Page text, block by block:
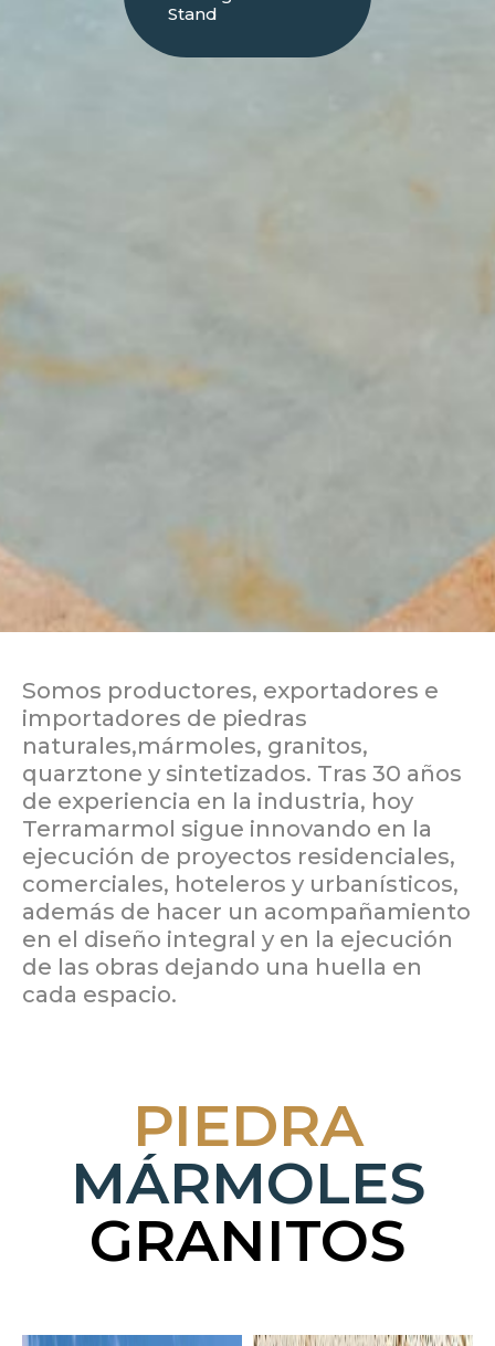
Stand
Somos productores, exportadores e
importadores de piedras
naturales,mármoles, granitos,
quarztone y sintetizados. Tras 30 años
de experiencia en la industria, hoy
Terramarmol sigue innovando en la
ejecución de proyectos residenciales,
comerciales, hoteleros y urbanísticos,
además de hacer un acompañamiento
en el diseño integral y en la ejecución
de las obras dejando una huella en
cada espacio.
PIEDRA
MÁRMOLES
GRANITOS